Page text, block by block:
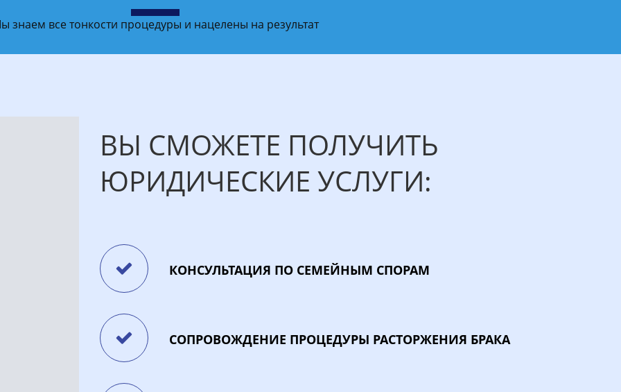
знаем все тонкости процедуры и нацелены на результат
ВЫ СМОЖЕТЕ ПОЛУЧИТЬ
ЮРИДИЧЕСКИЕ УСЛУГИ:
КОНСУЛЬТАЦИЯ ПО СЕМЕЙНЫМ СПОРАМ
СОПРОВОЖДЕНИЕ ПРОЦЕДУРЫ РАСТОРЖЕНИЯ БРАКА